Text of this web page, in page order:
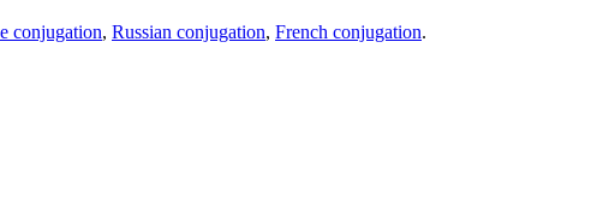
conjugation, Russian conjugation, French conjugation.